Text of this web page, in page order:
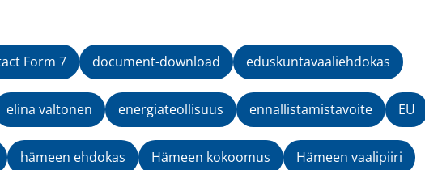
Form 7 document-download eduskuntavaaliehdokas
elina valtonen energiateollisuus ennallistamistavoite EU
hämeen ehdokas Hämeen kokoomus Hämeen vaalipiiri